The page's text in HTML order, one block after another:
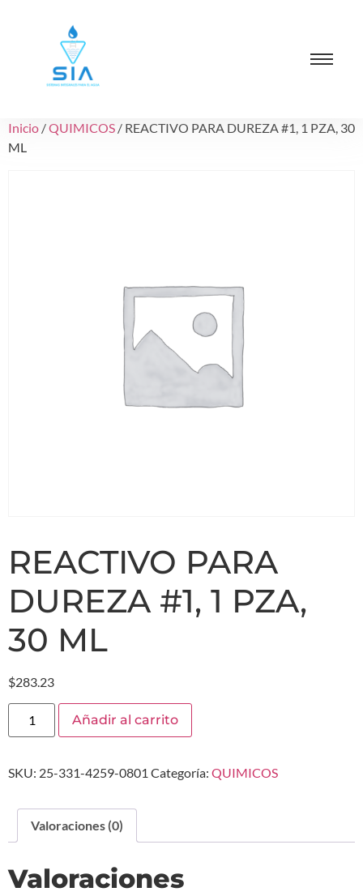
Inicio /QUIMICOS / REACTIVO PARA DUREZA #1, 1 PZA, 30
ML
REACTIVO PARA
DUREZA #1, 1 PZA,
30 ML
$283.23
Añadir al carrito
SKU: 25-331-4259-0801 Categoría: QUIMICOS
Valoraciones (0)
Valoraciones